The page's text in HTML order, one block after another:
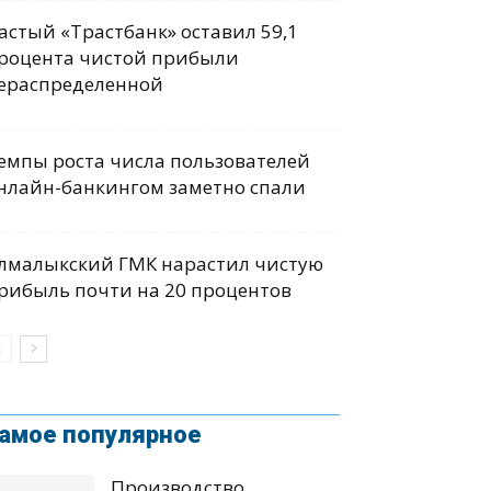
«Трастбанк» оставил 59,1
чистой прибыли
роста числа пользователей
банкингом заметно спали
ГМК нарастил чистую
почти на 20 процентов
популярное